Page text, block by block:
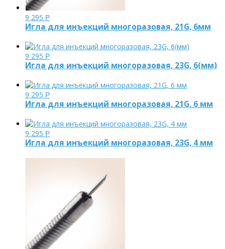
9 295 Р
Игла для инъекций многоразовая, 21G, 6мм
9 295 Р
Игла для инъекций многоразовая, 23G, 6(мм)
9 295 Р
Игла для инъекций многоразовая, 21G, 6 мм
9 295 Р
Игла для инъекций многоразовая, 23G, 4 мм